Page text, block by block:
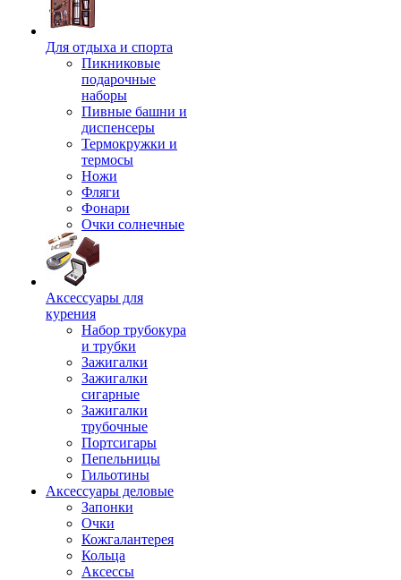
Для отдыха и спорта
Пикниковые
подарочные
наборы
Пивные башни и
диспенсеры
Термокружки и
термосы
Ножи
Фляги
Фонари
Очки солнечные
Аксессуары для
курения
Набор трубокура
и трубки
Зажигалки
Зажигалки
сигарные
Зажигалки
трубочные
Портсигары
Пепельницы
Гильотины
Аксессуары деловые
Запонки
Очки
Кожгалантерея
Кольца
Аксессы